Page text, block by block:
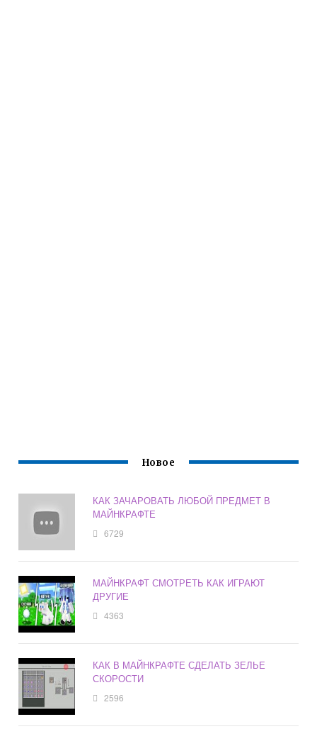
Новое
КАК ЗАЧАРОВАТЬ ЛЮБОЙ ПРЕДМЕТ В
МАЙНКРАФТЕ
6729
МАЙНКРАФТ СМОТРЕТЬ КАК ИГРАЮТ
ДРУГИЕ
4363
КАК В МАЙНКРАФТЕ СДЕЛАТЬ ЗЕЛЬЕ
СКОРОСТИ
2596